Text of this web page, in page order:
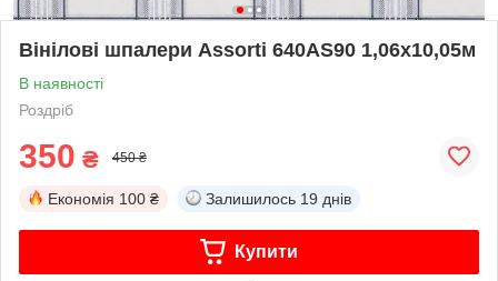
Вінілові шпалери Assorti 640AS90 1,06х10,05м
В наявності
Роздріб
350 ₴ 450 ₴
Економія 100 ₴ Залишилось 19 днів
Купити